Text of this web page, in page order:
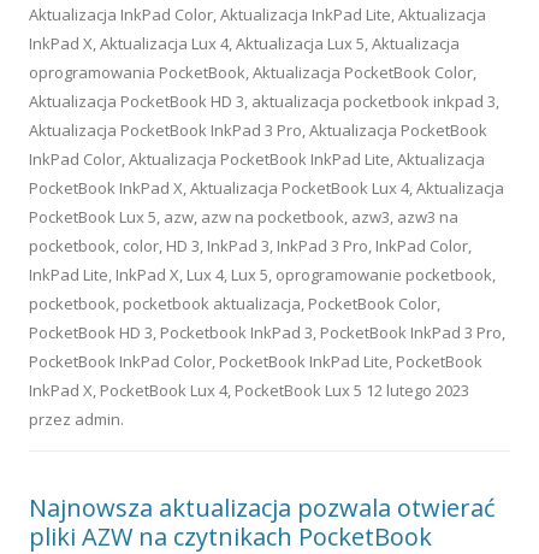
Aktualizacja InkPad Color,Aktualizacja InkPad Lite,Aktualizacja
InkPad X,Aktualizacja Lux 4,Aktualizacja Lux 5,Aktualizacja
oprogramowania PocketBook,Aktualizacja PocketBook Color,
Aktualizacja PocketBook HD 3, aktualizacja pocketbook inkpad 3,
Aktualizacja PocketBook InkPad 3 Pro,Aktualizacja PocketBook
InkPad Color,Aktualizacja PocketBook InkPad Lite,Aktualizacja
PocketBook InkPad X,Aktualizacja PocketBook Lux 4,Aktualizacja
PocketBook Lux 5, azw, azw na pocketbook, azw3, azw3 na
pocketbook, color, HD 3, InkPad 3, InkPad 3 Pro, InkPad Color,
InkPad Lite, InkPad X, Lux 4, Lux 5, oprogramowanie pocketbook,
pocketbook, pocketbook aktualizacja, PocketBook Color,
PocketBook HD 3, Pocketbook InkPad 3, PocketBook InkPad 3 Pro,
PocketBook InkPad Color, PocketBook InkPad Lite, PocketBook
InkPad X, PocketBook Lux 4, PocketBook Lux 5 12 lutego 2023
przez admin.
Najnowsza aktualizacja pozwala otwierać
pliki AZW na czytnikach PocketBook